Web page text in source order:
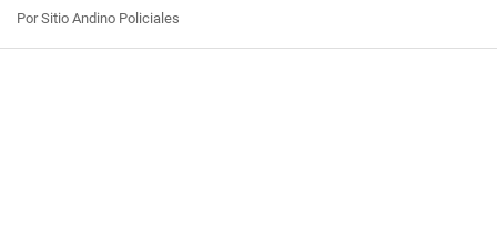
Por Sitio Andino Policiales